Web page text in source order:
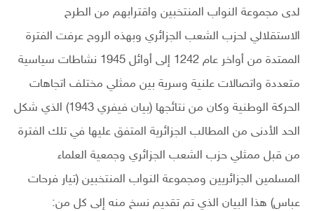
لدى مجموعة النواب المنتخبين واقترابهم من الطرح
الاستقلالي لحزب الشعب الجزائري وبهذه الروح عرفت الفترة
الممتدة من أواخر عام 1242 إلى أوائل 1945 نشاطات سياسية
متعددة واتصالات علنية وسرية بين ممثلي مختلف اتجاهات
الحركة الوطنية وكان من نتائجها (بيان فيفري 1943) الذي شكل
الحد الأدنى من المطالب الجزائرية المتفق عليها في تلك الفترة
من قبل ممثلي حزب الشعب الجزائري وجمعية العلماء
المسلمين الجزائريين ومجموعة النواب المنتخبين (تيار فرحات
عباس) هذا البيان الذي تم تقديم نسخ منه إلى كل من: